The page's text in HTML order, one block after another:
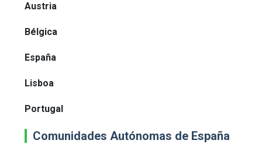
Austria
Bélgica
España
Lisboa
Portugal
Comunidades Autónomas de España